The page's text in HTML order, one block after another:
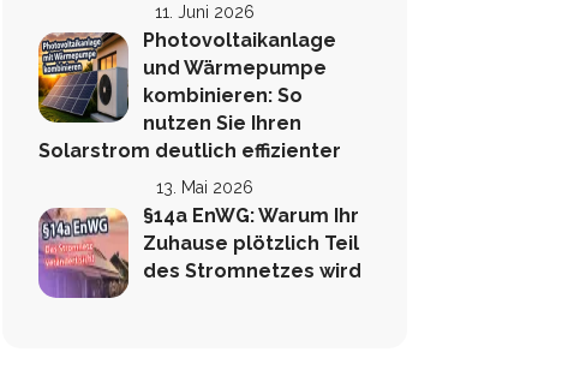
Photovoltaikanlage
und Wärmepumpe
kombinieren: So
nutzen Sie Ihren
Solarstrom deutlich effizienter
11. Juni 2026
§14a EnWG: Warum Ihr
Zuhause plötzlich Teil
des Stromnetzes wird
13. Mai 2026